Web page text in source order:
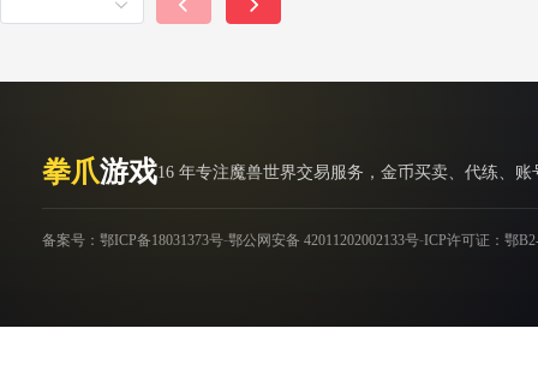
拳爪游戏16 年专注魔兽世界交易服务，金币买卖、代练、
备案号：鄂ICP备18031373号-鄂公网安备 42011202002133号-ICP许可证：鄂